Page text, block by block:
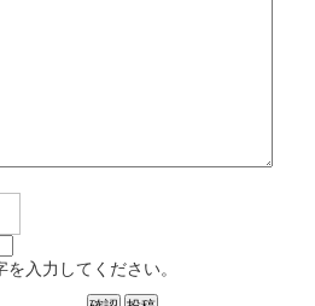
入力してください。